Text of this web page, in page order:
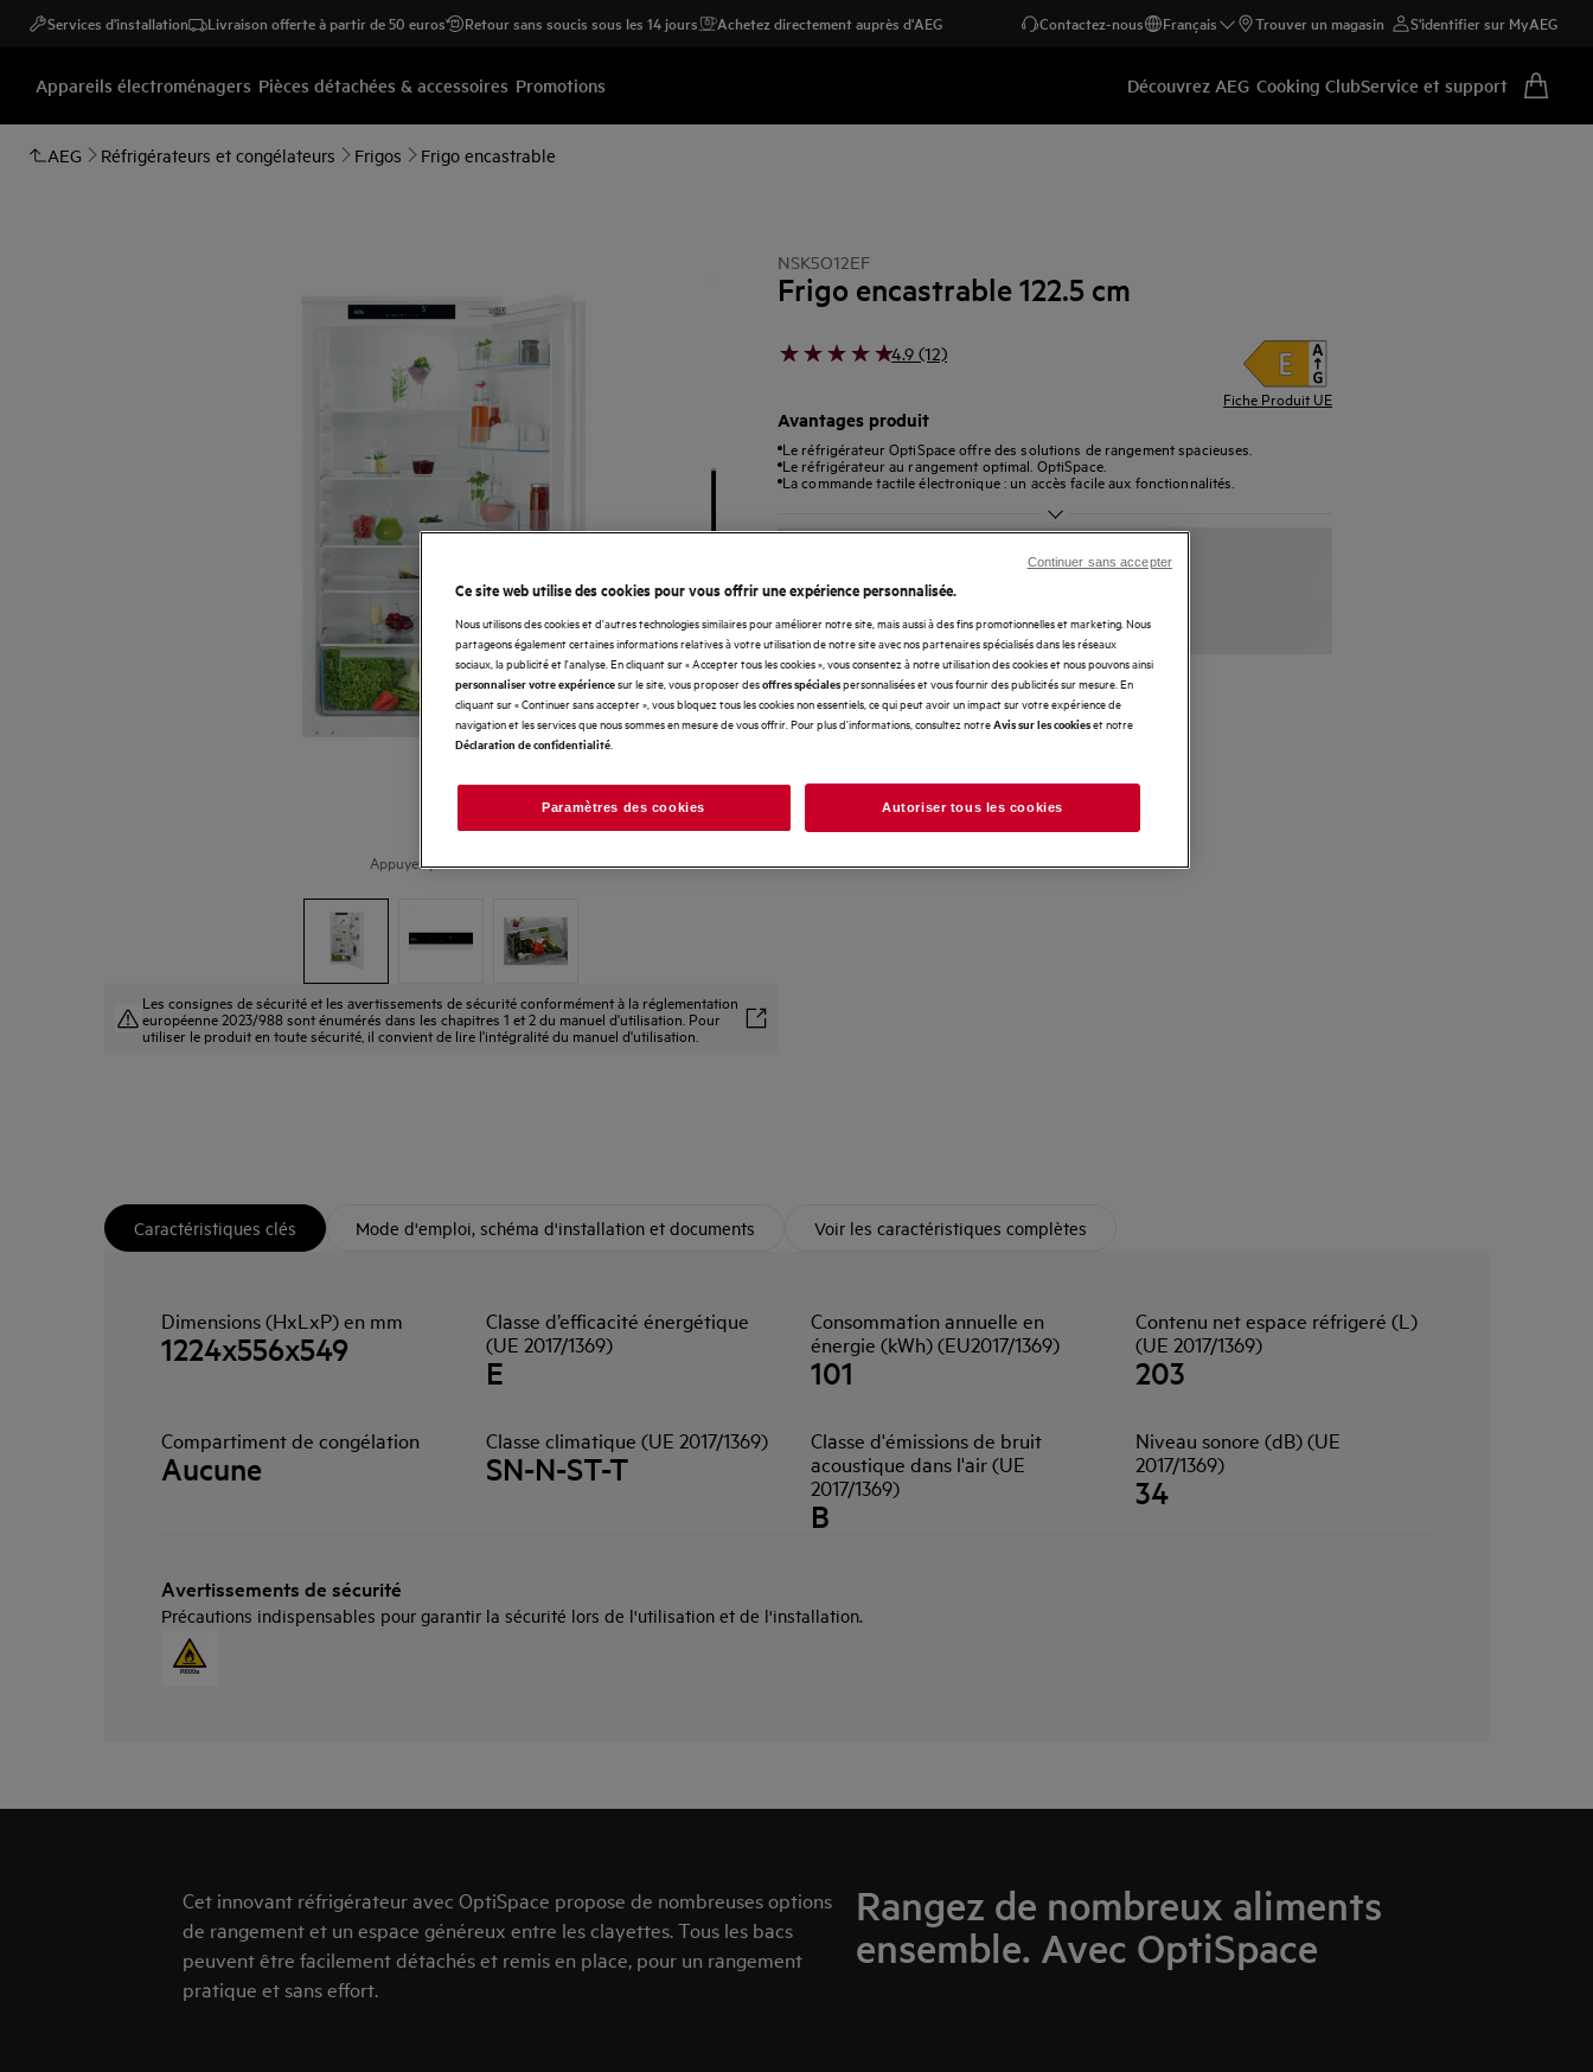
Services d'installation Livraison offerte à partir de 50 euros Retour sans soucis sous les 14 jours Achetez directement auprès d'AEG Contactez-nous Français Trouver un magasin S'identifier sur MyAEG
Appareils électroménagers Pièces détachées & accessoires Promotions Découvrez AEG Cooking ClubService et support
AEG Réfrigérateurs et congélateurs Frigos Frigo encastrable
Appuyez pour zoomer
Les consignes de sécurité et les avertissements de sécurité conformément à la réglementation
européenne 2023/988 sont énumérés dans les chapitres 1 et 2 du manuel d'utilisation. Pour
utiliser le produit en toute sécurité, il convient de lire l'intégralité du manuel d'utilisation.
NSK5O12EF
Frigo encastrable 122.5 cm
4.9 (12)
Fiche Produit UE
Avantages produit
Le réfrigérateur OptiSpace offre des solutions de rangement spacieuses.
Le réfrigérateur au rangement optimal. OptiSpace.
La commande tactile électronique : un accès facile aux fonctionnalités.
Caractéristiques clés Mode d'emploi, schéma d'installation et documents Voir les caractéristiques complètes
Dimensions (HxLxP) en mm
1224x556x549
Classe d’efficacité énergétique
(UE 2017/1369)
E
Consommation annuelle en
énergie (kWh) (EU2017/1369)
101
Contenu net espace réfrigeré (L)
(UE 2017/1369)
203
Compartiment de congélation
Aucune
Classe climatique (UE 2017/1369)
SN-N-ST-T
Classe d'émissions de bruit
acoustique dans l'air (UE
2017/1369)
B
Niveau sonore (dB) (UE
2017/1369)
34
Avertissements de sécurité
Précautions indispensables pour garantir la sécurité lors de l'utilisation et de l'installation.
Rangez de nombreux aliments
ensemble. Avec OptiSpace
Cet innovant réfrigérateur avec OptiSpace propose de nombreuses options
de rangement et un espace généreux entre les clayettes. Tous les bacs
peuvent être facilement détachés et remis en place, pour un rangement
pratique et sans effort.
Ce site web utilise des cookies pour vous offrir une expérience personnalisée.
Nous utilisons des cookies et d'autres technologies similaires pour améliorer notre site, mais aussi à des fins promotionnelles et marketing. Nous
partageons également certaines informations relatives à votre utilisation de notre site avec nos partenaires spécialisés dans les réseaux
sociaux, la publicité et l'analyse. En cliquant sur « Accepter tous les cookies », vous consentez à notre utilisation des cookies et nous pouvons ainsi
personnaliser votre expériencesur le site, vous proposer desoffres spécialespersonnalisées et vous fournir des publicités sur mesure. En
cliquant sur « Continuer sans accepter », vous bloquez tous les cookies non essentiels, ce qui peut avoir un impact sur votre expérience de
navigation et les services que nous sommes en mesure de vous offrir. Pour plus d'informations, consultez notreAvis sur les cookieset notre
Déclaration de confidentialité
Paramètres des cookies Autoriser tous les cookies
Continuer sans accepter